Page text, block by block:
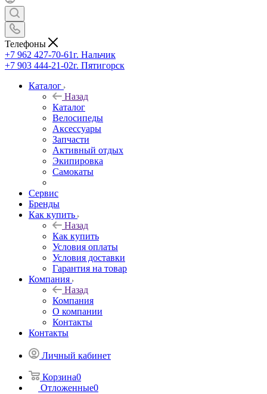
Телефоны
+7 962 427-70-61г. Нальчик
+7 903 444-21-02г. Пятигорск
Каталог
Назад
Каталог
Велосипеды
Аксессуары
Запчасти
Активный отдых
Экипировка
Самокаты
Сервис
Бренды
Как купить
Назад
Как купить
Условия оплаты
Условия доставки
Гарантия на товар
Компания
Назад
Компания
О компании
Контакты
Контакты
Личный кабинет
Корзина0
Отложенные0